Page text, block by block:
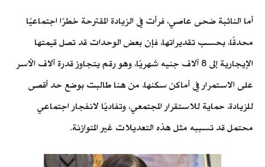
أما النائبة ضحى عاصي، فرأت في الزيادة المقترحة خطرًا اجتماعيًا
محدقًا، بحسب تقديراتها، فإن بعض الوحدات قد تصل قيمتها
الإيجارية إلى 8 آلاف جنيه شهريًا، وهو رقم يتجاوز قدرة آلاف الأسر
على الاستمرار في أماكن سكنها، من هنا طالبت بوضع حد أقصى
للزيادة، حماية للاستقرار المجتمعي، وتفاديًا لانفجار اجتماعي
محتمل قد تسببه مثل هذه التعديلات غير المتوازنة.